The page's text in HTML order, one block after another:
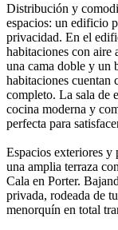
Distribución y
espacios: un edificio
privacidad. En el
habitaciones con
una cama doble y un
habitaciones cuentan
completo. La sala de
cocina moderna y
perfecta para
Espacios exteriores y
una amplia terraza
Cala en Porter.
privada, rodeada de
menorquín en total